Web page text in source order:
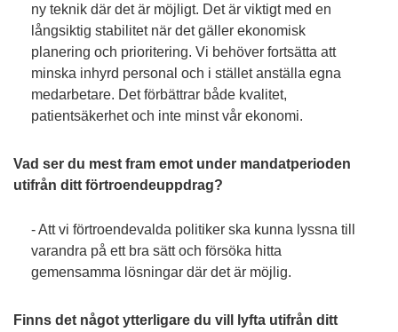
ny teknik där det är möjligt. Det är viktigt med en
långsiktig stabilitet när det gäller ekonomisk
planering och prioritering. Vi behöver fortsätta att
minska inhyrd personal och i stället anställa egna
medarbetare. Det förbättrar både kvalitet,
patientsäkerhet och inte minst vår ekonomi.
Vad ser du mest fram emot under mandatperioden
utifrån ditt förtroendeuppdrag?
- Att vi förtroendevalda politiker ska kunna lyssna till
varandra på ett bra sätt och försöka hitta
gemensamma lösningar där det är möjlig.
Finns det något ytterligare du vill lyfta utifrån ditt